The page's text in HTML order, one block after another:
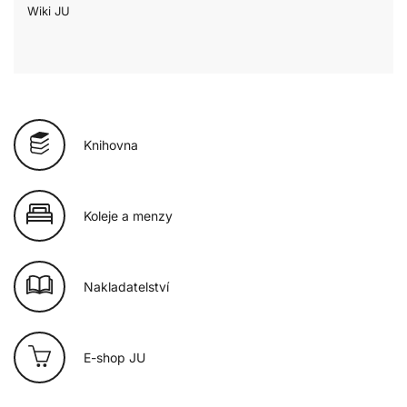
Wiki JU
Knihovna
Koleje a menzy
Nakladatelství
E-shop JU